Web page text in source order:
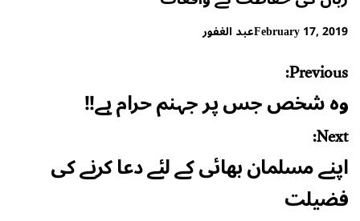
February 17, 2019عبد الغفور
Post
navigation
Previous:
وہ شخص جس پر جہنم حرام ہے!!
Next:
اپنے مسلمان بھائی کے لئے دعا کرنے کی
فضیلت